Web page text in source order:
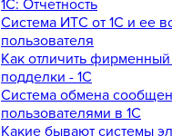
1С: Отчетность
Система ИТС от 1С и ее
пользователя
Как отличить фирменный
подделки - 1С
Система обмена
пользователями в 1С
Какие бывают системы